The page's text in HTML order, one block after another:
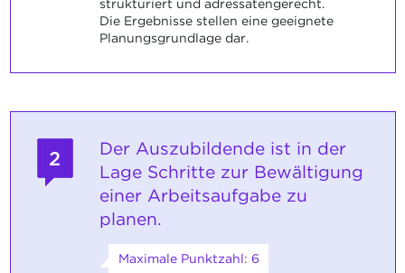
strukturiert und adressatengerecht.
Die Ergebnisse stellen eine geeignete
Planungsgrundlage dar.
2
Der Auszubildende ist in der
Lage Schritte zur Bewältigung
einer Arbeitsaufgabe zu
planen.
Maximale Punktzahl: 6